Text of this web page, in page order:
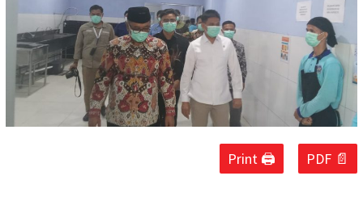
Print 🖨 PDF 📄